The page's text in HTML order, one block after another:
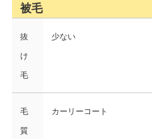
被毛
抜
け
毛
少ない
毛
質
カーリーコート